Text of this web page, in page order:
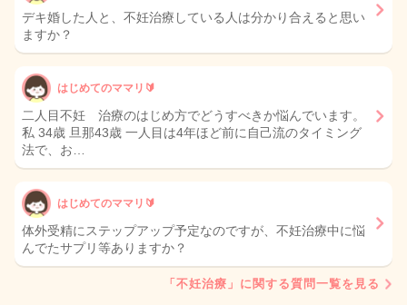
デキ婚した人と、不妊治療している人は分かり合えると思い
ますか？
はじめてのママリ🔰
二人目不妊 治療のはじめ方でどうすべきか悩んでいます。
私 34歳 旦那43歳 一人目は4年ほど前に自己流のタイミング
法で、お…
はじめてのママリ🔰
体外受精にステップアップ予定なのですが、不妊治療中に悩
んでたサプリ等ありますか？
「不妊治療」に関する質問一覧を見る